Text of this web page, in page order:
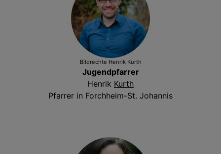
Bildrechte Henrik Kurth
Jugendpfarrer
Henrik Kurth
Pfarrer in Forchheim-St. Johannis